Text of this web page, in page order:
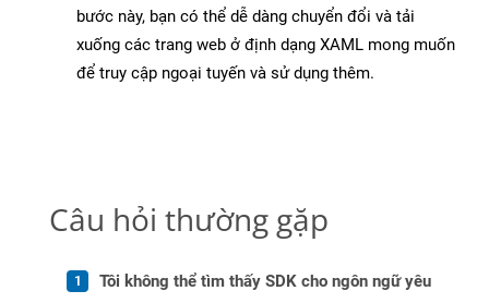
bước này, bạn có thể dễ dàng chuyển đổi và tải
xuống các trang web ở định dạng XAML mong muốn
để truy cập ngoại tuyến và sử dụng thêm.
Câu hỏi thường gặp
Tôi không thể tìm thấy SDK cho ngôn ngữ yêu